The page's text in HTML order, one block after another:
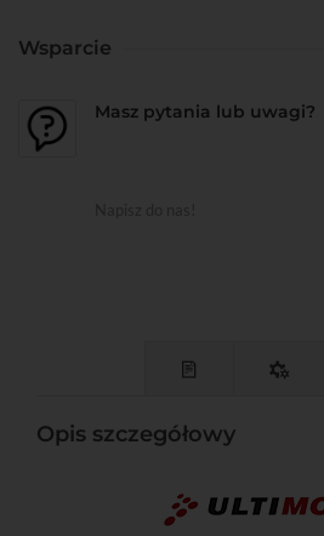
Wsparcie
Masz pytania lub uwagi?
Opis szczegółowy